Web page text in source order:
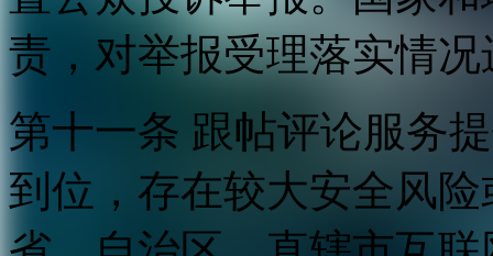
责，对举报受理落实情
第十一条 跟帖评论服务
到位，存在较大安全风